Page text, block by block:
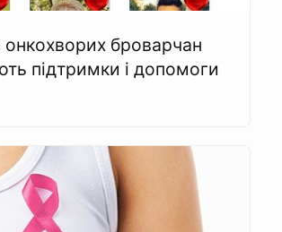
броварчан
підтримки і допомоги